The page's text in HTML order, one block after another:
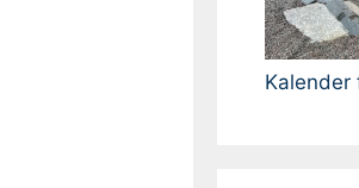
Kalender